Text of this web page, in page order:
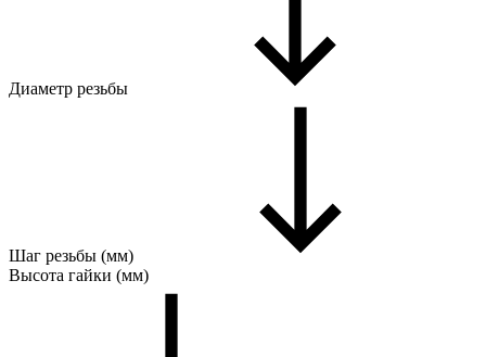
Диаметр резьбы
Шаг резьбы (мм)
Высота гайки (мм)